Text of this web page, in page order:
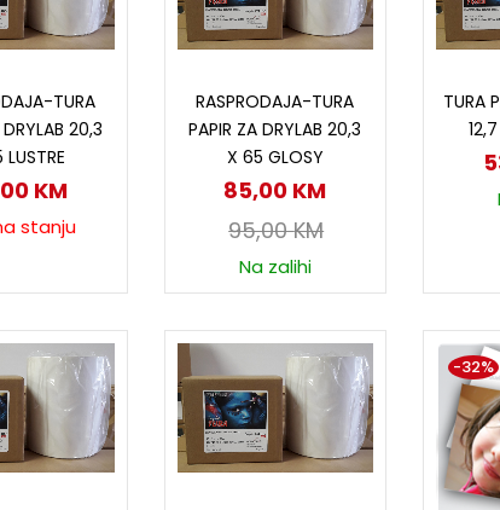
TURA
20,3
KM
stanju
RASPRODAJA-TURA
PAPIR ZA DRYLAB 20,3
X 65 GLOSY
85,00 KM
95,00KM
Na zalihi
TURA
-32%